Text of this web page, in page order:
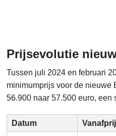
Prijsevolutie
Tussen juli 2024 en februari
minimumprijs voor de nieuwe
56.900 naar 57.500 euro, een
Datum